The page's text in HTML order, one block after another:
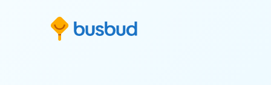
till sökformuläret
Hoppa till innehåll
Hoppa till sidfoten